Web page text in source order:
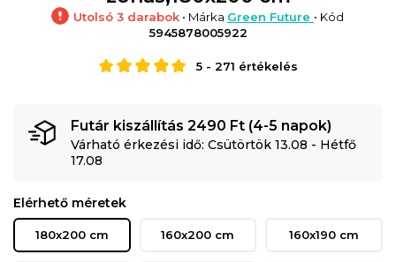
Utolsó 3 darabok • Márka Green Future • Kód
5945878005922
5- 271 értékelés
Futár kiszállítás 2490 Ft (4-5 napok)
Várható érkezési idő: Csütörtök 13.08 - Hétfő
17.08
Elérhető méretek
180x200 cm 160x200 cm 160x190 cm